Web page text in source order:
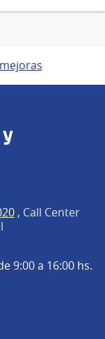
, Call Center
9:00 a 16:00 hs.